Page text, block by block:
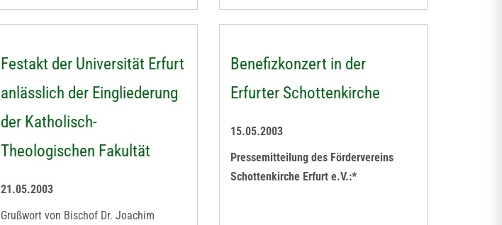
Festakt der Universität Erfurt
anlässlich der Eingliederung
der Katholisch-
Theologischen Fakultät
21.05.2003
Grußwort von Bischof Dr. Joachim
Benefizkonzert in der
Erfurter Schottenkirche
15.05.2003
Pressemitteilung des Fördervereins
Schottenkirche Erfurt e.V.:*